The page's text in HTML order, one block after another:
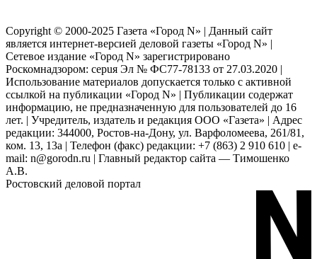
Copyright © 2000-2025 Газета «Город N» | Данный сайт
является интернет-версией деловой газеты «Город N» |
Сетевое издание «Город N» зарегистрировано
Роскомнадзором: серuя Эл № ФС77-78133 от 27.03.2020 |
Использование материалов допускается только с активной
ссылкой на публикации «Город N» | Публикации содержат
информацию, не предназначенную для пользователей до 16
лет. | Учредитель, издатель и редакция ООО «Газета» | Адрес
редакции: 344000, Ростов-на-Дону, ул. Варфоломеева, 261/81,
ком. 13, 13а | Телефон (факс) редакции: +7 (863) 2 910 610 | e-
mail: n@gorodn.ru | Главный редактор сайта — Тимошенко
А.В.
Ростовский деловой портал